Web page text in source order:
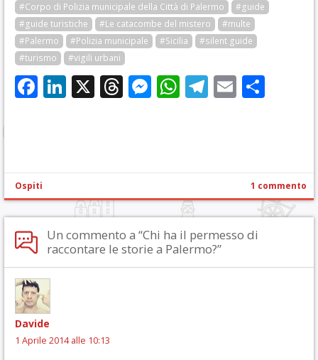
#Corpo di Polizia municipale della Città di Palermo
#guide
#guide turistiche
#Le catacombe del mistero
#multe
#Palermo
#Polizia municipale #Sicilia
#silent guide
#turismo
#vigili urbani
Facebook
LinkedIn
X Threads
Messenger
WhatsApp
Telegram
Email
Ospiti 1 commento
Un commento a “Chi ha il permesso di
raccontare le storie a Palermo?”
Davide
1 Aprile 2014 alle 10:13